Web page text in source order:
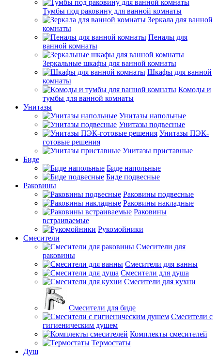
Тумбы под раковину для ванной комнаты
Зеркала для ванной
комнаты
Пеналы для
ванной комнаты
Зеркальные шкафы для ванной комнаты
Шкафы для ванной
комнаты
Комоды и
тумбы для ванной комнаты
Унитазы
Унитазы напольные
Унитазы подвесные
Унитазы ПЭК-
готовые решения
Унитазы приставные
Биде
Биде напольные
Биде подвесные
Раковины
Раковины подвесные
Раковины накладные
Раковины
встраиваемые
Рукомойники
Смесители
Смесители для
раковины
Смесители для ванны
Смесители для душа
Смесители для кухни
Смесители для биде
Смесители с
гигиеническим душем
Комплекты смесителей
Термостаты
Душ